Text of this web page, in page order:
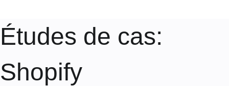
Études de cas:
Shopify